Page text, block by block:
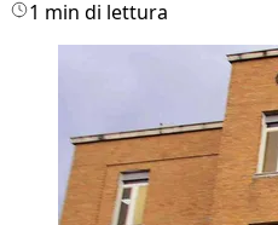
1 min di lettura